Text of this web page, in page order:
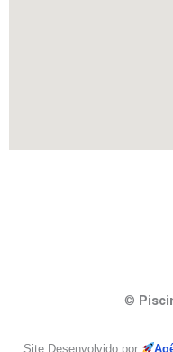
©
Site Desenvolvido por: